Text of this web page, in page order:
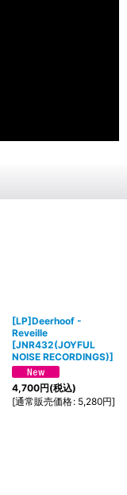
[LP]Deerhoof -
Reveille
[JNR432(JOYFUL
NOISE RECORDINGS)]
4,700円(税込)
[通常販売価格: 5,280円]